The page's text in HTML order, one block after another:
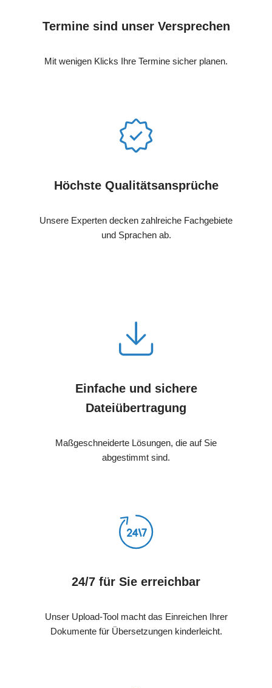
Termine sind unser Versprechen
Mit wenigen Klicks Ihre Termine sicher planen.
Höchste Qualitätsansprüche
Unsere Experten decken zahlreiche Fachgebiete
und Sprachen ab.
Einfache und sichere
Dateiübertragung
Maßgeschneiderte Lösungen, die auf Sie
abgestimmt sind.
24/7 für Sie erreichbar
Unser Upload-Tool macht das Einreichen Ihrer
Dokumente für Übersetzungen kinderleicht.